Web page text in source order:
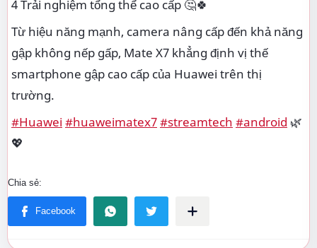
4 Trải nghiệm tổng thể cao cấp 🤔🍀
Từ hiệu năng mạnh, camera nâng cấp đến khả năng
gập không nếp gấp, Mate X7 khẳng định vị thế
smartphone gập cao cấp của Huawei trên thị
trường.
#Huawei #huaweimatex7#streamtech #android 🌿
💖